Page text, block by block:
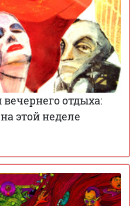
отдыха:
этой неделе